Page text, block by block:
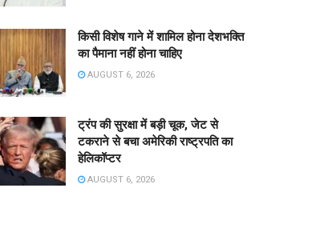
किसी विशेष गाने में शामिल होना देशभक्ति
का पैमाना नहीं होना चाहिए
AUGUST 6, 2026
ट्रंप की सुरक्षा में बड़ी चूक, जेट से
टकराने से बचा अमेरिकी राष्ट्रपति का
हेलिकॉप्टर
AUGUST 6, 2026